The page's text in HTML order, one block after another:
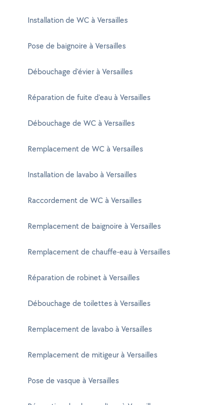
Installation de WC à Versailles
Pose de baignoire à Versailles
Débouchage d'évier à Versailles
Réparation de fuite d'eau à Versailles
Débouchage de WC à Versailles
Remplacement de WC à Versailles
Installation de lavabo à Versailles
Raccordement de WC à Versailles
Remplacement de baignoire à Versailles
Remplacement de chauffe-eau à Versailles
Réparation de robinet à Versailles
Débouchage de toilettes à Versailles
Remplacement de lavabo à Versailles
Remplacement de mitigeur à Versailles
Pose de vasque à Versailles